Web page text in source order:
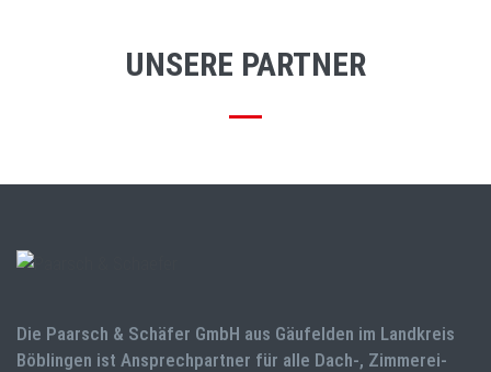
UNSERE PARTNER
Die Paarsch & Schäfer GmbH aus Gäufelden im Landkreis
Böblingen ist Ansprechpartner für alle Dach-, Zimmerei-